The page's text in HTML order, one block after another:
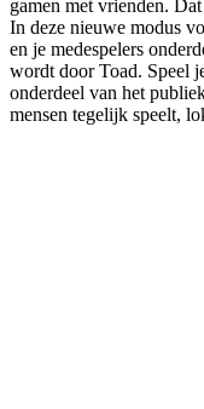
gamen met vrienden.
In deze nieuwe modus
en je medespelers
wordt door Toad. Speel
onderdeel van het
mensen tegelijk speelt,